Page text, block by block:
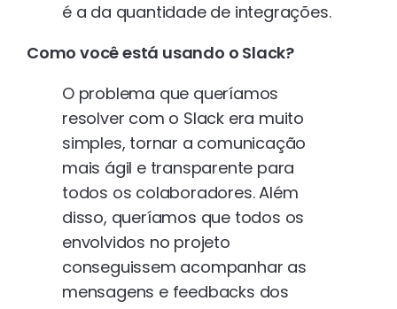
é a da quantidade de integrações.
Como você está usando o Slack?
O problema que queríamos
resolver com o Slack era muito
simples, tornar a comunicação
mais ágil e transparente para
todos os colaboradores. Além
disso, queríamos que todos os
envolvidos no projeto
conseguissem acompanhar as
mensagens e feedbacks dos